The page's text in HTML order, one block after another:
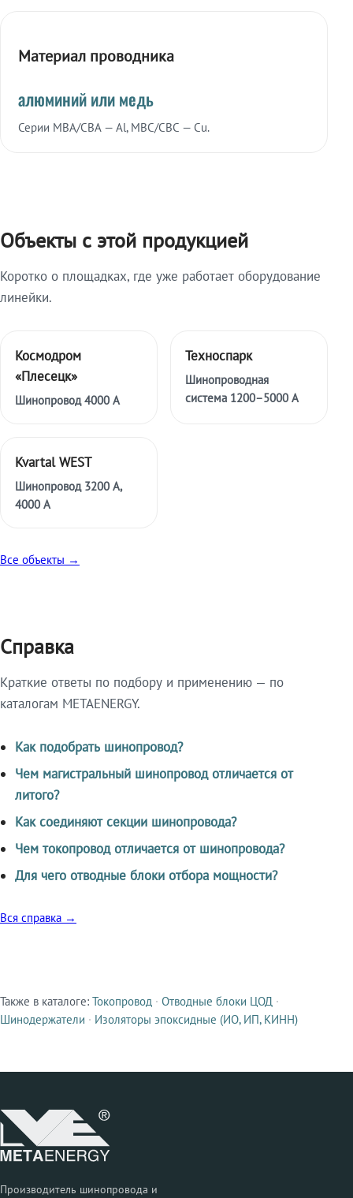
Материал проводника
алюминий или медь
Серии МВА/СВА — Al, МВС/СВС — Cu.
Объекты с этой продукцией
Коротко о площадках, где уже работает оборудование
линейки.
Космодром
«Плесецк»
Шинопровод 4000 А
Техноспарк
Шинопроводная
система 1200–5000 А
Kvartal WEST
Шинопровод 3200 А,
4000 А
Все объекты →
Справка
Краткие ответы по подбору и применению — по
каталогам METAENERGY.
Как подобрать шинопровод?
Чем магистральный шинопровод отличается от
литого?
Как соединяют секции шинопровода?
Чем токопровод отличается от шинопровода?
Для чего отводные блоки отбора мощности?
Вся справка →
Смежные продукты
Также в каталоге: Токопровод · Отводные блоки ЦОД ·
Шинодержатели · Изоляторы эпоксидные (ИО, ИП, КИНН)
Производитель шинопровода и